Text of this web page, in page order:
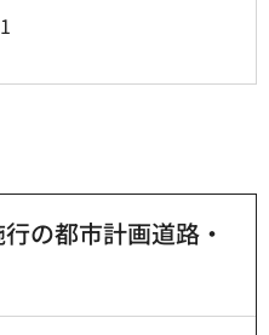
の都市計画道路・